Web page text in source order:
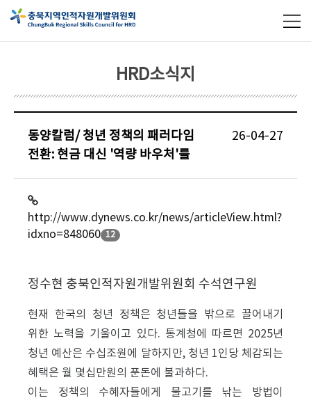
HRD소식지
동양칼럼/ 청년 정책의 패러다임
전환: 현금 대신 '역량 바우처'를
26-04-27
http://www.dynews.co.kr/news/articleView.html?
idxno=848060
12
정수현 충북인적자원개발위원회 수석연구원
현재 한국의 청년 정책은 청년들을 밖으로 끌어내기
위한 노력을 기울이고 있다. 통계청에 따르면 2025년
청년 예산은 수십조원에 달하지만, 청년 1인당 체감되는
혜택은 월 몇십만원의 푼돈에 불과하다.
이는 정책의 수혜자들에게 물고기를 낚는 방법이